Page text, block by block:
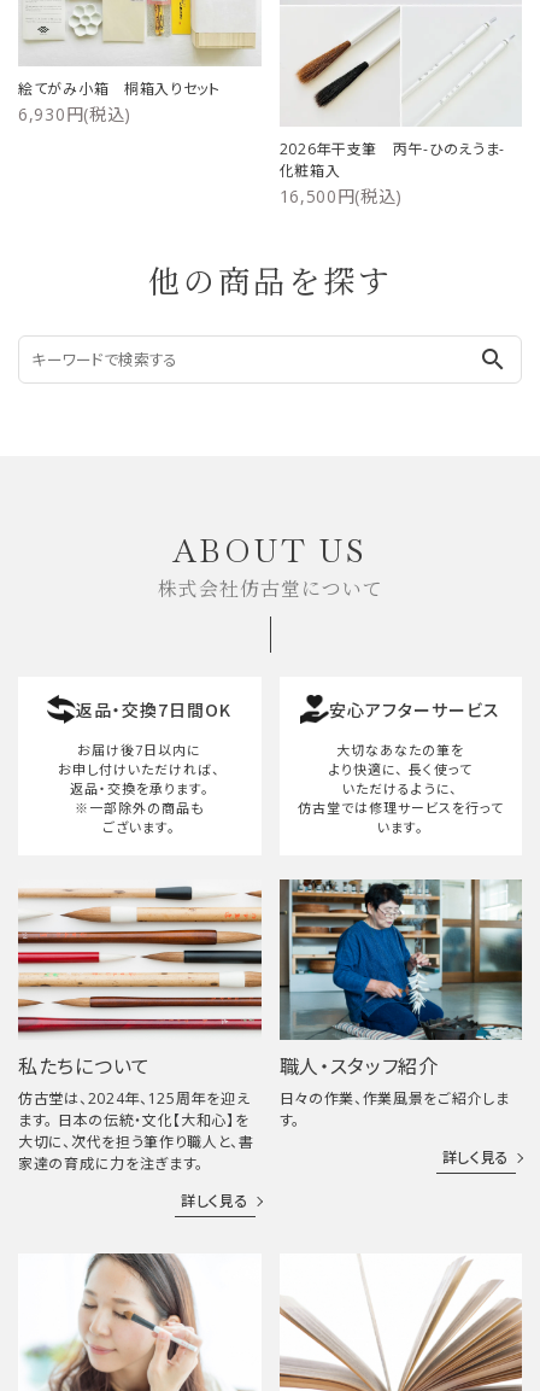
絵てがみ小箱 桐箱入りセット
6,930円(税込)
2026年干支筆 丙午-ひのえうま-
化粧箱入
16,500円(税込)
他の商品を探す
search
ABOUT US
株式会社仿古堂について
返品・交換7日間OK
お届け後7日以内に
お申し付けいただければ、
返品・交換を承ります。
※一部除外の商品も
ございます。
安心アフターサービス
大切なあなたの筆を
より快適に、 長く使って
いただけるように、
仿古堂では修理サービスを行って
います。
私たちについて
仿古堂は、2024年、125周年を迎え
ます。 日本の伝統・文化【大和心】を
大切に、次代を担う筆作り職人と、書
家達の育成に力を注ぎます。
詳しく見る
職人・スタッフ紹介
日々の作業、作業風景をご紹介しま
す。
詳しく見る